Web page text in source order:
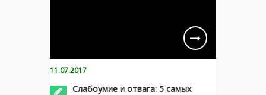
11.07.2017
Слабоумие и отвага: 5 самых